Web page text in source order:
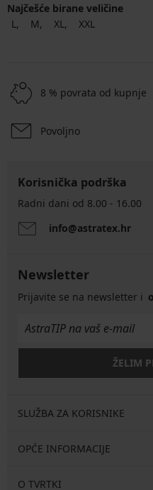
Najčešće birane veličine
L
M XL XXL
8 % povrata od kupnje
Povoljno
Korisnička podrška
Radni dani od 8.00 - 16.00
info@astratex.hr
Newsletter
Prijavite se na newsletter i
ŽELIM
SLUŽBA ZA KORISNIKE
OPĆE INFORMACIJE
O TVRTKI